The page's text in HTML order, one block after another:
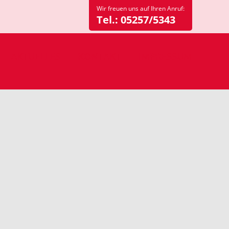
Wir freuen uns auf Ihren Anruf:
Tel.: 05257/5343